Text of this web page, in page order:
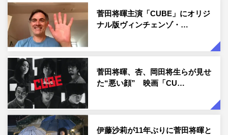
かれ、各スクリーンを訪れるサプライズも。登壇した菅田
は「映画を見てくれるお客さんの顔が見れて良かったで
す」、杏も「観客のみんな息をのんでいるのが伝わってき
た」と多くの観客の前で喜びを語った。
日本を代表する俳優たちと共に撮影に臨んだ田代は、撮影
を振り返って「初日は本当に緊張して、立っているのがや
っとでした。でも皆さんが初日から『ひかる』って下の名
前で呼んでくれて、リラックスできました」と語った。す
ると菅田からは「この1年で10センチ身長が伸びたんだよ
菅田将暉主演「CUBE」にオリジ
ナル版ヴィンチェンゾ・…
菅田将暉、杏、岡田将生らが見せ
た“悪い顔” 映画「CU…
伊藤沙莉が11年ぶりに菅田将暉と